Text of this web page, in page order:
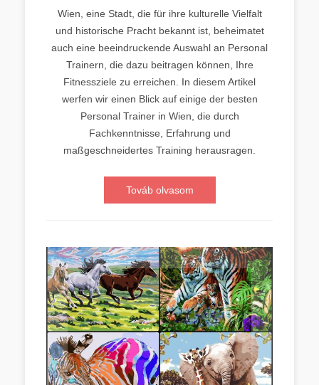
Wien, eine Stadt, die für ihre kulturelle Vielfalt
und historische Pracht bekannt ist, beheimatet
auch eine beeindruckende Auswahl an Personal
Trainern, die dazu beitragen können, Ihre
Fitnessziele zu erreichen. In diesem Artikel
werfen wir einen Blick auf einige der besten
Personal Trainer in Wien, die durch
Fachkenntnisse, Erfahrung und
maßgeschneidertes Training herausragen.
Továb olvasom